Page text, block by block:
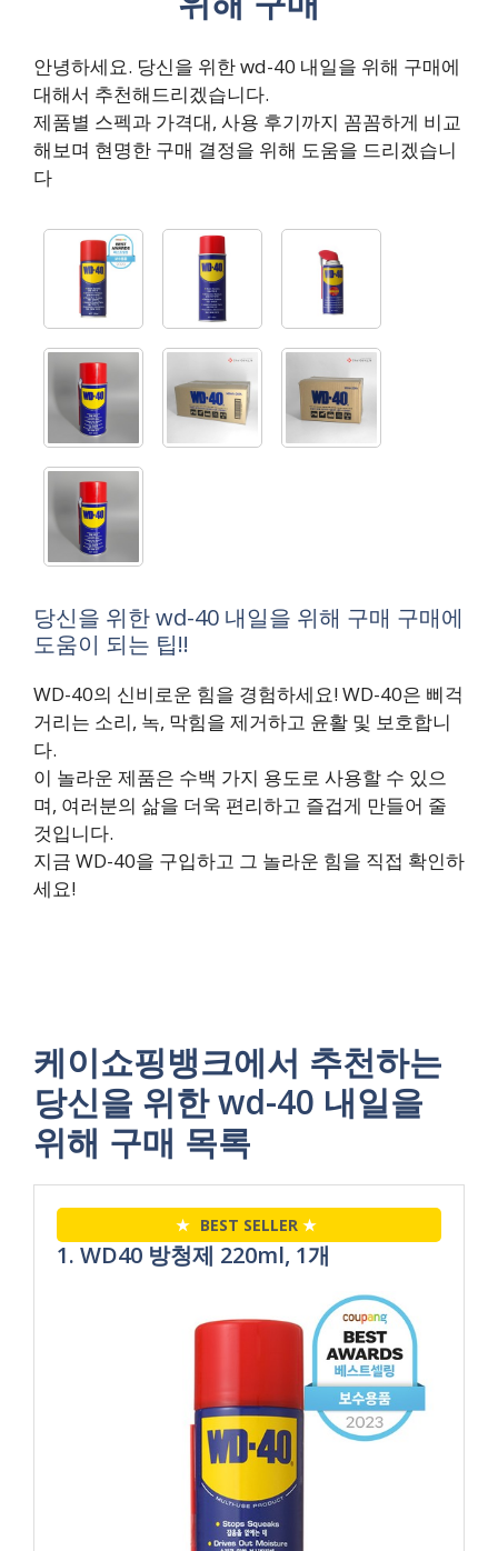
안녕하세요. 당신을 위한 wd-40 내일을 위해 구매에
대해서 추천해드리겠습니다.
제품별 스펙과 가격대, 사용 후기까지 꼼꼼하게 비교
해보며 현명한 구매 결정을 위해 도움을 드리겠습니
다
당신을 위한 wd-40 내일을 위해 구매 구매에
도움이 되는 팁!!
WD-40의 신비로운 힘을 경험하세요! WD-40은 삐걱
거리는 소리, 녹, 막힘을 제거하고 윤활 및 보호합니
다.
이 놀라운 제품은 수백 가지 용도로 사용할 수 있으
며, 여러분의 삶을 더욱 편리하고 즐겁게 만들어 줄
것입니다.
지금 WD-40을 구입하고 그 놀라운 힘을 직접 확인하
세요!
케이쇼핑뱅크에서 추천하는
당신을 위한 wd-40 내일을
위해 구매 목록
★ BEST SELLER ★
1. WD40 방청제 220ml, 1개